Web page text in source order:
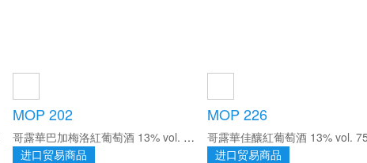
MOP 202
哥露華巴加梅洛紅葡萄酒 13% vol. 750ml/瓶
进口贸易商品
MOP 226
进口贸易商品